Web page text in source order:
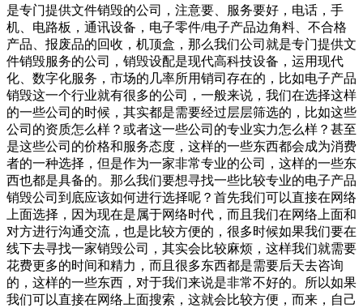
是专门提供文件销毁的公司，注意要、服务要好，电话，手
机、电路板，通讯设备，电子零件/电子产品边角料、不合格
产品、报废品的回收，机顶盒，那么我们公司就是专门提供文
件销毁服务的公司，销毁设配是现代高科技设备，运用现代
化、数字化服务，市场的几率所用销司存在的，比如电子产品
销毁这一个行业就有很多的公司，一般来说，我们在选择这样
的一些公司的时候，其实都是需要经过层层筛选的，比如这些
公司的资质怎么样？或者这一些公司的专业实力怎么样？甚至
是这些公司的价格和服务态度，这样的一些东西都会成为消费
者的一种选择，但是作为一家非常专业的公司，这样的一些东
西也都是具备的。那么我们要想寻找一些比较专业的电子产品
销毁公司到底应该如何进行选择呢？首先我们可以直接在网络
上面选择，因为现在是属于网络时代，而且我们在网络上面和
对方进行沟通交流，也是比较方便的，很多时候如果我们要在
线下去寻找一家销毁公司，其实会比较麻烦，这样我们就需要
花费更多的时间和精力，而且很多东西都是需要后天去咨询
的，这样的一些东西，对于我们来说是非常不好的。所以如果
我们可以直接在网络上面搜索，这就会比较方便，而来，自己